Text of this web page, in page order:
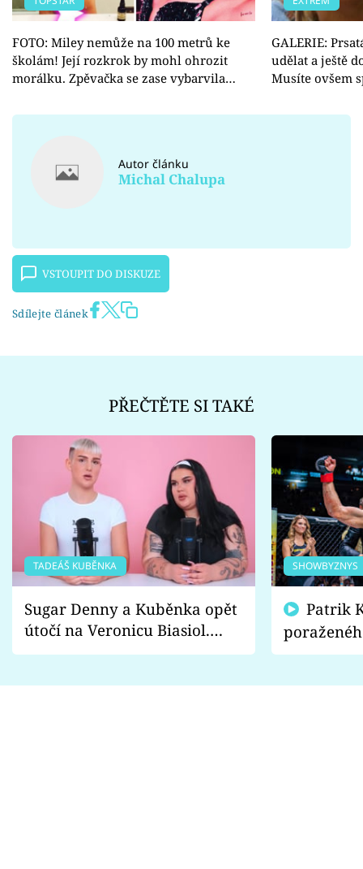
FOTO: Miley nemůže na 100 metrů ke
školám! Její rozkrok by mohl ohrozit
morálku. Zpěvačka se zase vybarvila…
GALERIE:
udělat a ještě
Musíte ovšem
Autor článku
Michal Chalupa
VSTOUPIT DO DISKUZE
Sdílejte článek
PŘEČTĚTE SI TAKÉ
TADEÁŠ KUBĚNKA
Sugar Denny a Kuběnka opět
útočí na Veronicu Biasiol.
Proč je podle nich falešná a
SHOWBYZNYS
fanoušci